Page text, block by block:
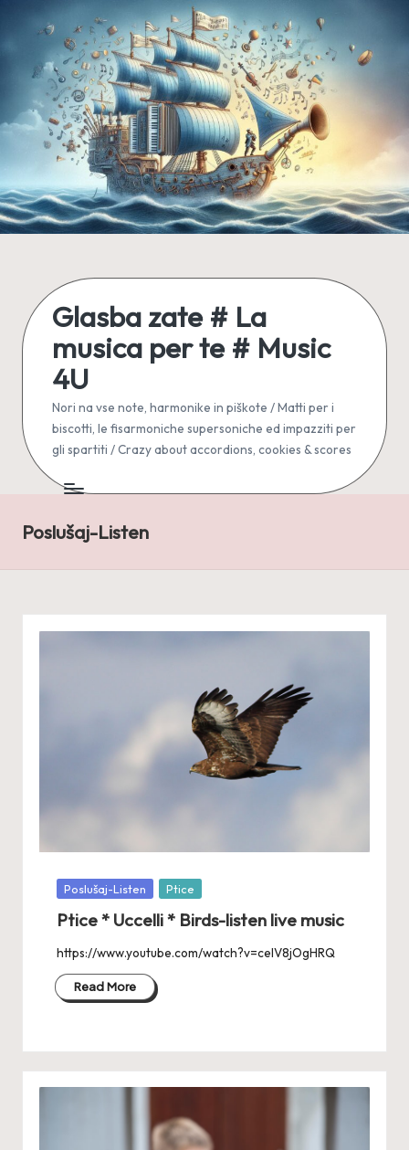
Skip
content
Glasba zate # La
musica per te # Music
4U
Nori na vse note, harmonike in piškote / Matti per i
biscotti, le fisarmoniche supersoniche ed impazziti per
gli spartiti / Crazy about accordions, cookies & scores
Poslušaj-Listen
Posted
Poslušaj-Listen Ptice
Ptice * Uccelli * Birds-listen live music
https://www.youtube.com/watch?v=celV8jOgHRQ
Read More